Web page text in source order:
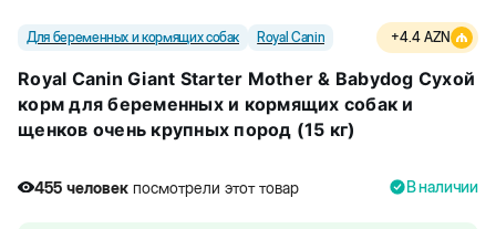
Для беременных и кормящих собак Royal Canin +4.4 AZN
Royal Canin Giant Starter Mother & Babydog Сухой
корм для беременных и кормящих собак и
щенков очень крупных пород (15 кг)
455 человек посмотрели этот товар
В наличии